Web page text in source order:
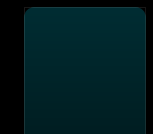
Erin Brockovich